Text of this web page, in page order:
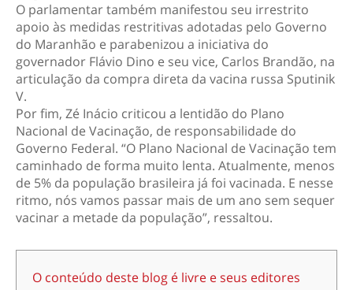
O parlamentar também manifestou seu irrestrito
apoio às medidas restritivas adotadas pelo Governo
do Maranhão e parabenizou a iniciativa do
governador Flávio Dino e seu vice, Carlos Brandão, na
articulação da compra direta da vacina russa Sputinik
V.
Por fim, Zé Inácio criticou a lentidão do Plano
Nacional de Vacinação, de responsabilidade do
Governo Federal. “O Plano Nacional de Vacinação tem
caminhado de forma muito lenta. Atualmente, menos
de 5% da população brasileira já foi vacinada. E nesse
ritmo, nós vamos passar mais de um ano sem sequer
vacinar a metade da população”, ressaltou.
O conteúdo deste blog é livre e seus editores